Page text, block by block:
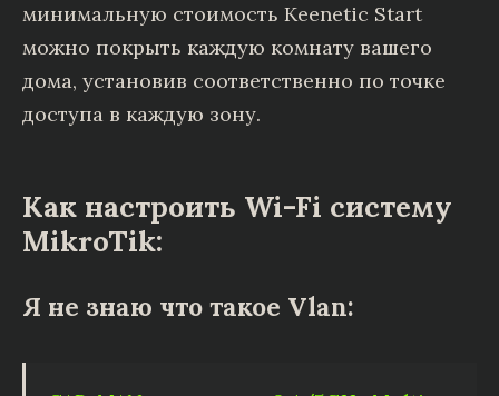
минимальную стоимость Keenetic Start
можно покрыть каждую комнату вашего
дома, установив соответственно по точке
доступа в каждую зону.
Как настроить Wi-Fi систему
MikroTik:
Я не знаю что такое Vlan: